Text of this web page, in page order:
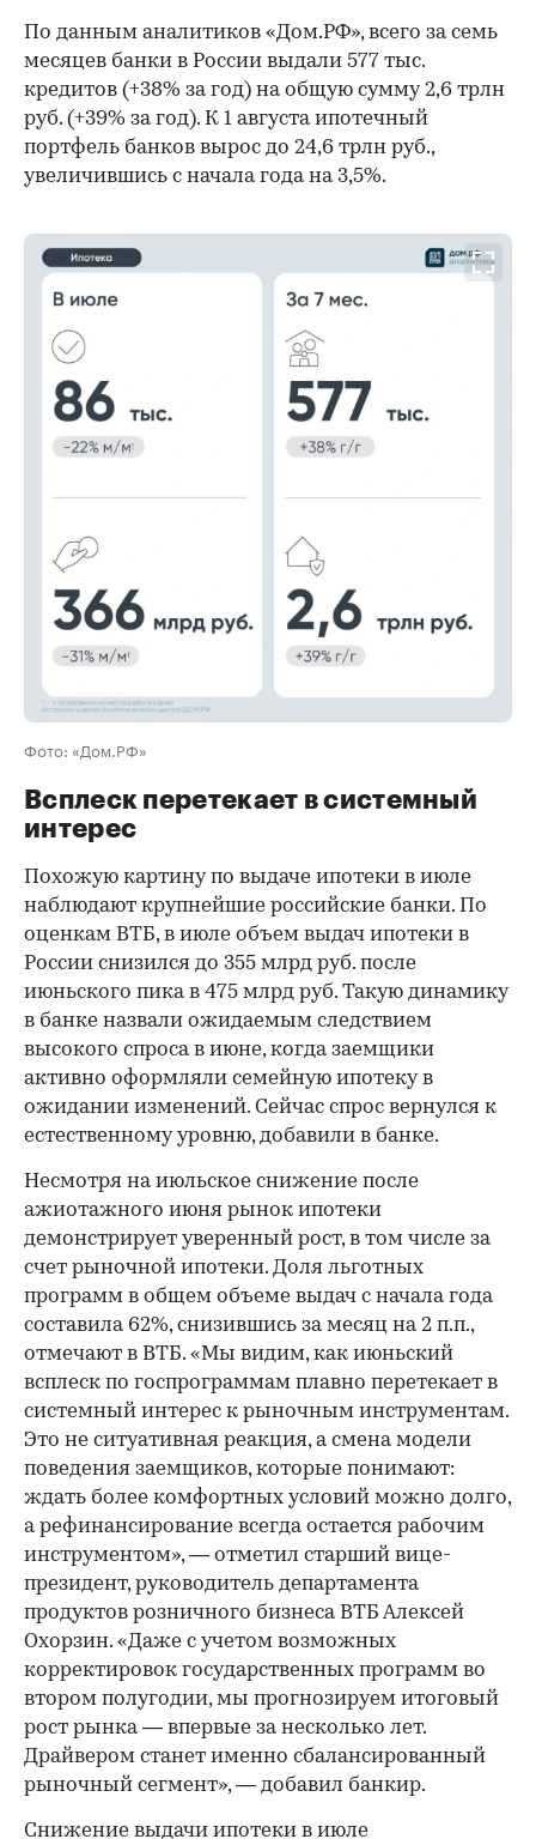
По данным аналитиков «Дом.РФ», всего за семь
месяцев банки в России выдали 577 тыс.
кредитов (+38% за год) на общую сумму 2,6 трлн
руб. (+39% за год). К 1 августа ипотечный
портфель банков вырос до 24,6 трлн руб.,
увеличившись с начала года на 3,5%.
Фото: «Дом.РФ»
Всплеск перетекает в системный
интерес
Похожую картину по выдаче ипотеки в июле
наблюдают крупнейшие российские банки. По
оценкам ВТБ, в июле объем выдач ипотеки в
России снизился до 355 млрд руб. после
июньского пика в 475 млрд руб. Такую динамику
в банке назвали ожидаемым следствием
высокого спроса в июне, когда заемщики
активно оформляли семейную ипотеку в
ожидании изменений. Сейчас спрос вернулся к
естественному уровню, добавили в банке.
Несмотря на июльское снижение после
ажиотажного июня рынок ипотеки
демонстрирует уверенный рост, в том числе за
счет рыночной ипотеки. Доля льготных
программ в общем объеме выдач с начала года
составила 62%, снизившись за месяц на 2 п.п.,
отмечают в ВТБ. «Мы видим, как июньский
всплеск по госпрограммам плавно перетекает в
системный интерес к рыночным инструментам.
Это не ситуативная реакция, а смена модели
поведения заемщиков, которые понимают:
ждать более комфортных условий можно долго,
а рефинансирование всегда остается рабочим
инструментом», — отметил старший вице-
президент, руководитель департамента
продуктов розничного бизнеса ВТБ Алексей
Охорзин. «Даже с учетом возможных
корректировок государственных программ во
втором полугодии, мы прогнозируем итоговый
рост рынка — впервые за несколько лет.
Драйвером станет именно сбалансированный
рыночный сегмент», — добавил банкир.
Снижение выдачи ипотеки в июле